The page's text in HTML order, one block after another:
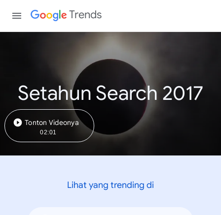
Trends
Setahun Search 2017
Tonton Videonya
02:01
Lihat yang trending di